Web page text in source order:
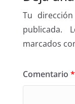
Tu
publicada.
marcados
Comentario *